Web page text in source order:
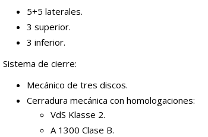
5+5 laterales.
3 superior.
3 inferior.
Sistema de cierre:
Mecánico de tres discos.
Cerradura mecánica con homologaciones:
VdS Klasse 2.
A 1300 Clase B.